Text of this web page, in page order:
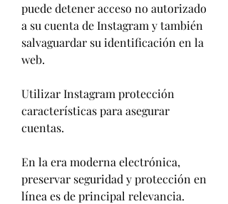
puede detener acceso no autorizado
a su cuenta de Instagram y también
salvaguardar su identificación en la
web.
Utilizar Instagram protección
características para asegurar
cuentas.
En la era moderna electrónica,
preservar seguridad y protección en
línea es de principal relevancia.